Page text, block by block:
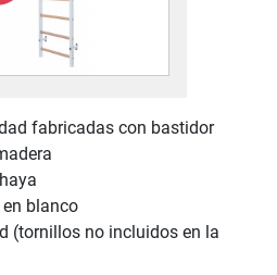
fabricadas con bastidor
blanco
(tornillos no incluidos en la